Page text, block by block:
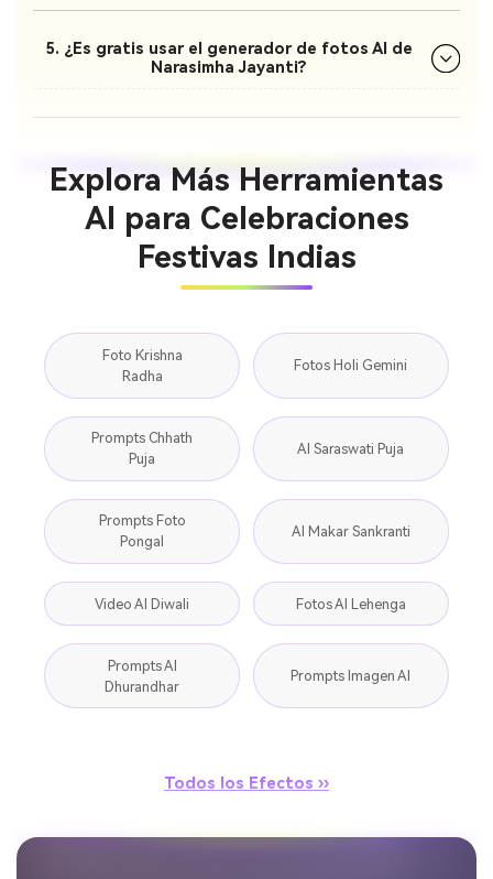
5. ¿Es gratis usar el generador de fotos AI de
Narasimha Jayanti?
Explora Más Herramientas
AI para Celebraciones
Festivas Indias
Foto Krishna
Radha
Fotos Holi Gemini
Prompts Chhath
Puja
AI Saraswati Puja
Prompts Foto
Pongal
AI Makar Sankranti
Video AI Diwali Fotos AI Lehenga
Prompts AI
Dhurandhar
Prompts Imagen AI
Todos los Efectos ››